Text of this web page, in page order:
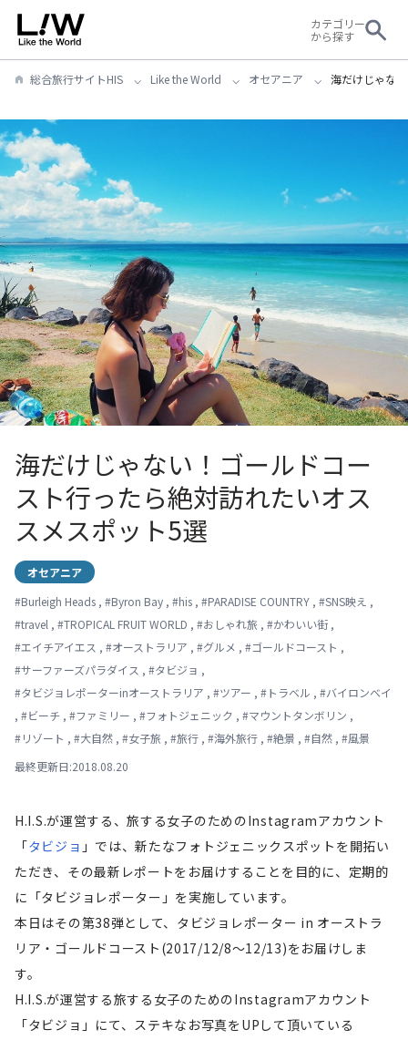
カテゴリー
から探す
総合旅行サイトHIS Like the World オセアニア 海だけじゃな
海だけじゃない！ゴールドコー
スト行ったら絶対訪れたいオス
スメスポット5選
オセアニア
#Burleigh Heads , #Byron Bay , #his , #PARADISE COUNTRY , #SNS映え ,
#travel , #TROPICAL FRUIT WORLD , #おしゃれ旅 , #かわいい街 ,
#エイチアイエス , #オーストラリア , #グルメ , #ゴールドコースト ,
#サーファーズパラダイス , #タビジョ ,
#タビジョレポーターinオーストラリア , #ツアー , #トラベル , #バイロンベイ
, #ビーチ , #ファミリー , #フォトジェニック , #マウントタンボリン ,
#リゾート , #大自然 , #女子旅 , #旅行 , #海外旅行 , #絶景 , #自然 , #風景
最終更新日:2018.08.20
H.I.S.が運営する、旅する女子のためのInstagramアカウント
「タビジョ 」では、新たなフォトジェニックスポットを開拓い
ただき、その最新レポートをお届けすることを目的に、定期的
に「タビジョレポーター」を実施しています。
本日はその第38弾として、タビジョレポーター in オーストラ
リア・ゴールドコースト(2017/12/8～12/13)をお届けしま
す。
H.I.S.が運営する旅する女子のためのInstagramアカウント
「タビジョ」にて、ステキなお写真をUPして頂いている